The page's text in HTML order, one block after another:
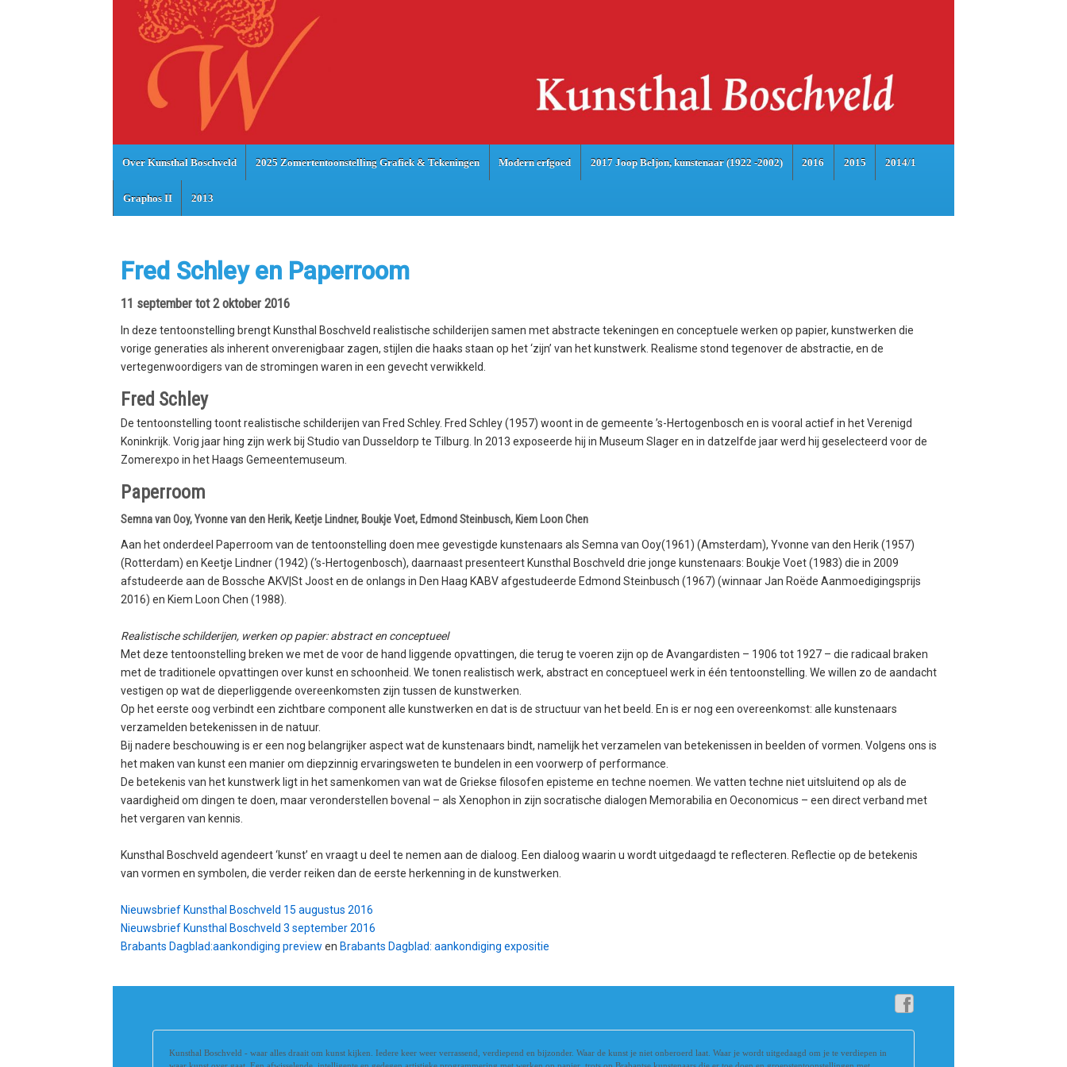
Over Kunsthal Boschveld 2025 Zomertentoonstelling Grafiek & Tekeningen Modern erfgoed 2017 Joop Beljon, kunstenaar (1922 -2002) 2016 2015 2014/1
Graphos II 2013
Fred Schley en Paperroom
11 september tot 2 oktober 2016
In deze tentoonstelling brengt Kunsthal Boschveld realistische schilderijen samen met abstracte tekeningen en conceptuele werken op papier, kunstwerken die
vorige generaties als inherent onverenigbaar zagen, stijlen die haaks staan op het ‘zijn’ van het kunstwerk. Realisme stond tegenover de abstractie, en de
vertegenwoordigers van de stromingen waren in een gevecht verwikkeld.
Fred Schley
De tentoonstelling toont realistische schilderijen van Fred Schley. Fred Schley (1957) woont in de gemeente ’s-Hertogenbosch en is vooral actief in het Verenigd
Koninkrijk. Vorig jaar hing zijn werk bij Studio van Dusseldorp te Tilburg. In 2013 exposeerde hij in Museum Slager en in datzelfde jaar werd hij geselecteerd voor de
Zomerexpo in het Haags Gemeentemuseum.
Paperroom
Semna van Ooy, Yvonne van den Herik, Keetje Lindner, Boukje Voet, Edmond Steinbusch, Kiem Loon Chen
Aan het onderdeel Paperroom van de tentoonstelling doen mee gevestigde kunstenaars als Semna van Ooy(1961) (Amsterdam), Yvonne van den Herik (1957)
(Rotterdam) en Keetje Lindner (1942) (‘s-Hertogenbosch), daarnaast presenteert Kunsthal Boschveld drie jonge kunstenaars: Boukje Voet (1983) die in 2009
afstudeerde aan de Bossche AKV|St Joost en de onlangs in Den Haag KABV afgestudeerde Edmond Steinbusch (1967) (winnaar Jan Roëde Aanmoedigingsprijs
2016) en Kiem Loon Chen (1988).
Realistische schilderijen, werken op papier: abstract en conceptueel
Met deze tentoonstelling breken we met de voor de hand liggende opvattingen, die terug te voeren zijn op de Avangardisten – 1906 tot 1927 – die radicaal braken
met de traditionele opvattingen over kunst en schoonheid. We tonen realistisch werk, abstract en conceptueel werk in één tentoonstelling. We willen zo de aandacht
vestigen op wat de dieperliggende overeenkomsten zijn tussen de kunstwerken.
Op het eerste oog verbindt een zichtbare component alle kunstwerken en dat is de structuur van het beeld. En is er nog een overeenkomst: alle kunstenaars
verzamelden betekenissen in de natuur.
Bij nadere beschouwing is er een nog belangrijker aspect wat de kunstenaars bindt, namelijk het verzamelen van betekenissen in beelden of vormen. Volgens ons is
het maken van kunst een manier om diepzinnig ervaringsweten te bundelen in een voorwerp of performance.
De betekenis van het kunstwerk ligt in het samenkomen van wat de Griekse filosofen episteme en techne noemen. We vatten techne niet uitsluitend op als de
vaardigheid om dingen te doen, maar veronderstellen bovenal – als Xenophon in zijn socratische dialogen Memorabilia en Oeconomicus – een direct verband met
het vergaren van kennis.
Kunsthal Boschveld agendeert ‘kunst’ en vraagt u deel te nemen aan de dialoog. Een dialoog waarin u wordt uitgedaagd te reflecteren. Reflectie op de betekenis
van vormen en symbolen, die verder reiken dan de eerste herkenning in de kunstwerken.
Nieuwsbrief Kunsthal Boschveld 15 augustus 2016
Nieuwsbrief Kunsthal Boschveld 3 september 2016
Brabants Dagblad:aankondiging preview en Brabants Dagblad: aankondiging expositie
Kunsthal Boschveld - waar alles draait om kunst kijken. Iedere keer weer verrassend, verdiepend en bijzonder. Waar de kunst je niet onberoerd laat. Waar je wordt uitgedaagd om je te verdiepen in